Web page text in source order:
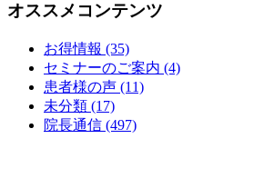
オススメコンテンツ
お得情報 (35)
セミナーのご案内 (4)
患者様の声 (11)
未分類 (17)
院長通信 (497)